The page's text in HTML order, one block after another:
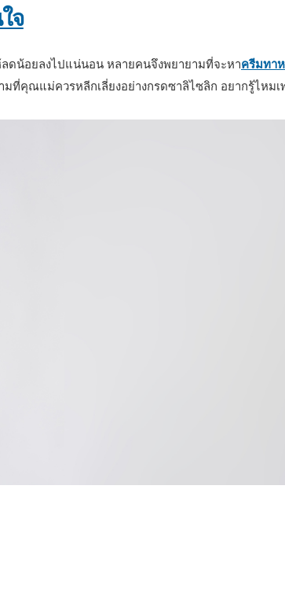
จ
ดน้อยลงไปแน่นอน หลายคนจึงพยายามที่จะหาครีมทา
ที่คุณแม่ควรหลีกเลี่ยงอย่างกรดซาลิไซลิก อยากรู้ไหมเ